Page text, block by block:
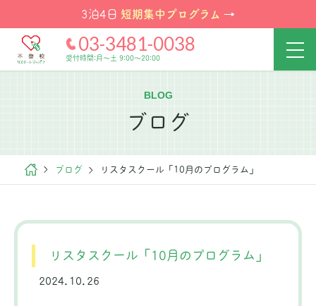
3泊4日 短期集中プログラム →
03-3481-0038
受付時間:月～土 9:00～20:00
BLOG
ブログ
ブログ リスタスクール「10月のプログラム」
リスタスクール「10月のプログラム」
2024.10.26